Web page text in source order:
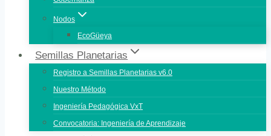
Nodos
EcoGüeya
Semillas Planetarias
Registro a Semillas Planetarias v6.0
Nuestro Método
Ingeniería Pedagógica VxT
Convocatoria: Ingeniería de Aprendizaje